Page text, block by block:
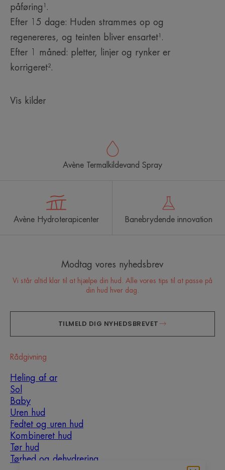
påføring¹.
Efter 15 dage: Huden strammes op og
regenereres, og teinten bliver ensartet¹.
Efter 1 måned: pletter, linjer og rynker er
korrigeret².
Vis kilder
Avène Termalkildevand Spray
Avène Hydroterapicenter Banebrydende innovation
Modtag vores nyhedsbrev
Vi står altid klar til at hjælpe din hud. Alle vores tips til at passe på
din hud hver dag.
TILMELD DIG NYHEDSBREVET
Rådgivning
Heling af ar
Sol
Baby
Uren hud
Fedtet og uren hud
Kombineret hud
Tør hud
Tørhed og dehydrering